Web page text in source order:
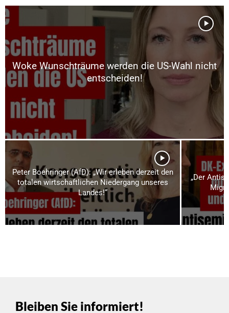
Woke Wunschträume werden die US-Wahl nicht
entscheiden!
Peter Boehringer (AfD): „Wir erleben derzeit den
totalen wirtschaftlichen Niedergang unseres
Landes!“
„Der
Bleiben Sie informiert!